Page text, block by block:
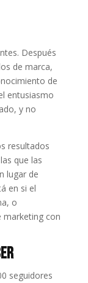
Después
de marca,
de
entusiasmo
y no
resultados
que las
lugar de
en si el
o
marketing con
seguidores